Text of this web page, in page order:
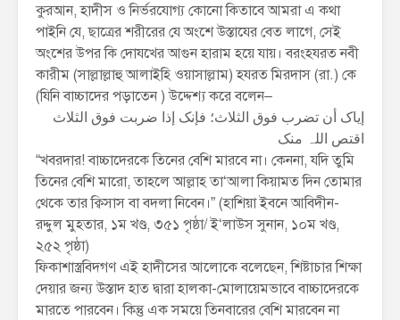
কুরআন, হাদীস ও নির্ভরযোগ্য কোনো কিতাবে আমরা এ কথা
পাইনি যে, ছাত্রের শরীরের যে অংশে উস্তাযের বেত লাগে, সেই
অংশের উপর কি দোযখের আগুন হারাম হয়ে যায়। বরংহযরত নবী
কারীম (সাল্লাল্লাহু আলাইহি ওয়াসাল্লাম) হযরত মিরদাস (রা.) কে
(যিনি বাচ্চাদের পড়াতেন ) উদ্দেশ্য করে বলেন–
إیاک أن تضرب فوق الثلاث؛ فإنک إذا ضربت فوق الثلاث
اقتص اللہ منک
“খবরদার! বাচ্চাদেরকে তিনের বেশি মারবে না। কেননা, যদি তুমি
তিনের বেশি মারো, তাহলে আল্লাহ তা‘আলা কিয়ামত দিন তোমার
থেকে তার ক্বিসাস বা বদলা নিবেন।” (হাশিয়া ইবনে আবিদীন-
রদ্দুল মুহতার, ১ম খণ্ড, ৩৫১ পৃষ্ঠা/ ই‘লাউস সুনান, ১০ম খণ্ড,
২৫২ পৃষ্ঠা)
ফিকাশাস্ত্রবিদগণ এই হাদীসের আলোকে বলেছেন, শিষ্টাচার শিক্ষা
দেয়ার জন্য উস্তাদ হাত দ্বারা হালকা-মোলায়েমভাবে বাচ্চাদেরকে
মারতে পারবেন। কিন্তু এক‌ সময়ে তিনবারের বেশি মারবেন না